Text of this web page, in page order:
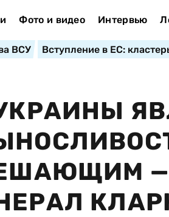
Фото и видео Интервью
ВСУ Вступление в ЕС:
—